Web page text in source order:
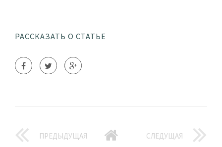
РАССКАЗАТЬ О СТАТЬЕ
ПРЕДЫДУЩАЯ СЛЕДУЩАЯ